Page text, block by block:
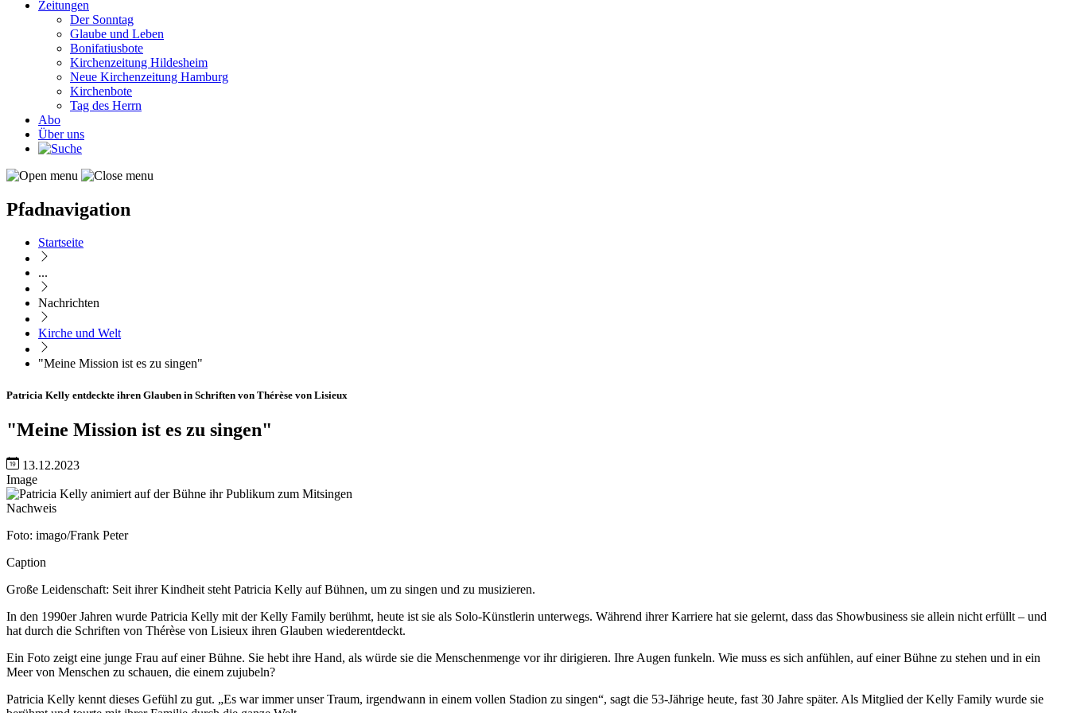
Zeitungen
Der Sonntag
Glaube und Leben
Bonifatiusbote
Kirchenzeitung Hildesheim
Neue Kirchenzeitung Hamburg
Kirchenbote
Tag des Herrn
Abo
Über uns
Pfadnavigation
Startseite
...
Nachrichten
Kirche und Welt
"Meine Mission ist es zu singen"
Patricia Kelly entdeckte ihren Glauben in Schriften von Thérèse von Lisieux
"Meine Mission ist es zu singen"
13.12.2023
Image
Nachweis
Foto: imago/Frank Peter
Caption
Große Leidenschaft: Seit ihrer Kindheit steht Patricia Kelly auf Bühnen, um zu singen und zu musizieren.
In den 1990er Jahren wurde Patricia Kelly mit der Kelly Family berühmt, heute ist sie als Solo-Künstlerin unterwegs. Während ihrer Karriere hat sie gelernt, dass das Showbusiness sie allein nicht erfüllt – und
hat durch die Schriften von Thérèse von Lisieux ihren Glauben wiederentdeckt.
Ein Foto zeigt eine junge Frau auf einer Bühne. Sie hebt ihre Hand, als würde sie die Menschenmenge vor ihr dirigieren. Ihre Augen funkeln. Wie muss es sich anfühlen, auf einer Bühne zu stehen und in ein
Meer von Menschen zu schauen, die einem zujubeln?
Patricia Kelly kennt dieses Gefühl zu gut. „Es war immer unser Traum, irgendwann in einem vollen Stadion zu singen“, sagt die 53-Jährige heute, fast 30 Jahre später. Als Mitglied der Kelly Family wurde sie